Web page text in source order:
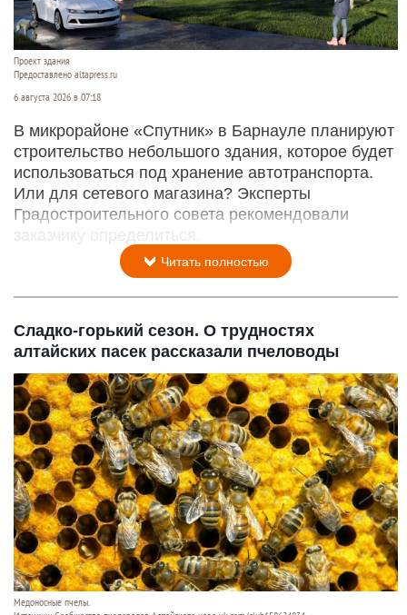
Проект здания
Предоставлено altapress.ru
6 августа 2026 в 07:18
В микрорайоне «Спутник» в Барнауле планируют
строительство небольшого здания, которое будет
использоваться под хранение автотранспорта.
Или для сетевого магазина? Эксперты
Градостроительного совета рекомендовали
заказчику определиться.
Читать полностью
Сладко-горький сезон. О трудностях
алтайских пасек рассказали пчеловоды
Медоносные пчелы.